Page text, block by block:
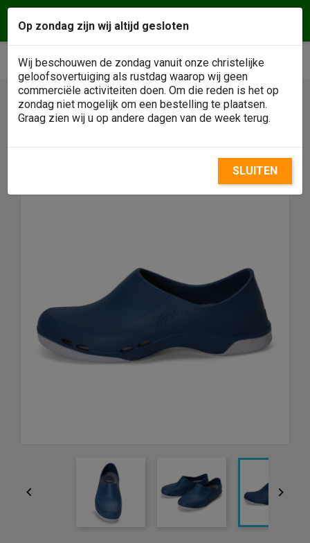
graag! Klantenservicephone0488 - 484146
 
 
Op zondag zijn wij altijd gesloten
Wij beschouwen de zondag vanuit onze christelijke
geloofsovertuiging als rustdag waarop wij geen
commerciële activiteiten doen. Om die reden is het op
zondag niet mogelijk om een bestelling te plaatsen.
Graag zien wij u op andere dagen van de week terug.
SLUITEN